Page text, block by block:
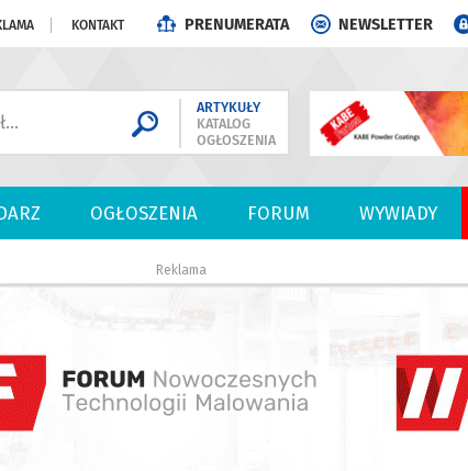
KONTAKT PRENUMERATA NEWSLETTER
ARTYKUŁY
KATALOG
OGŁOSZENIA
OGŁOSZENIA FORUM WYWIADY
Reklama